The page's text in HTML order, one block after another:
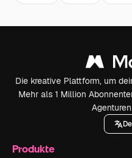
Die kreative Plattform, um
Mehr als 1 Million
Produkte